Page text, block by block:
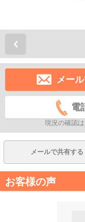
メー
電
現況の確認
メールで共有する
お客様の声